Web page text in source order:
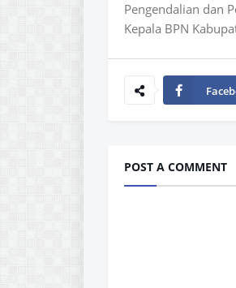
Pengendalian dan
Kepala BPN
POST A COMMENT